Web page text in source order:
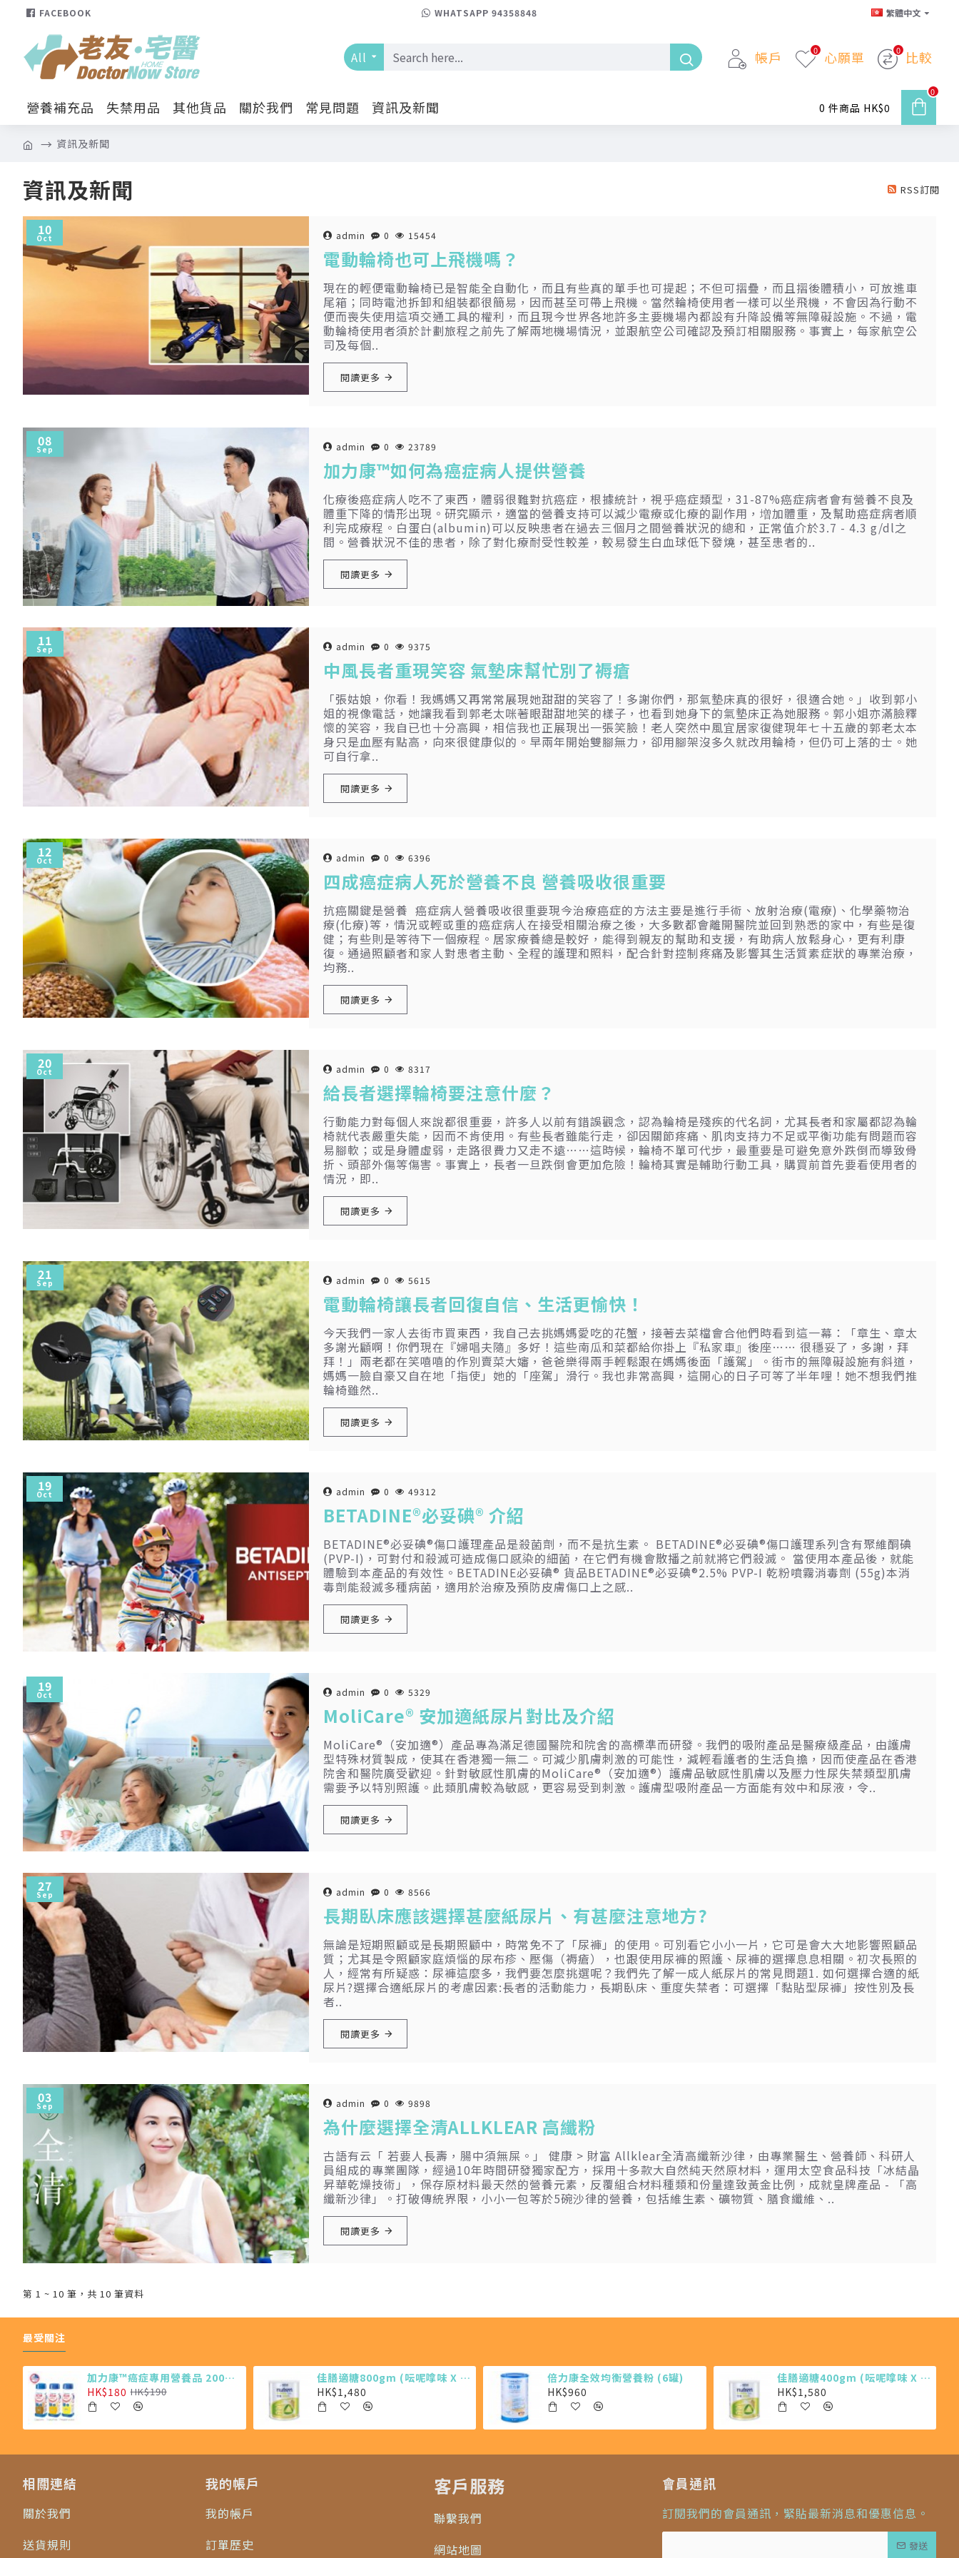
FACEBOOK WHATSAPP 94358848 繁體中文
All 帳戶 心願單
0 比較
0
營養補充品 失禁用品 其他貨品 關於我們 常見問題 資訊及新聞 0 件商品 HK$0
0
資訊及新聞
資訊及新聞 RSS訂閱
10
Oct admin 0 15454
電動輪椅也可上飛機嗎？
現在的輕便電動輪椅已是智能全自動化，而且有些真的單手也可提起；不但可摺疊，而且摺後體積小，可放進車
尾箱；同時電池拆卸和組裝都很簡易，因而甚至可帶上飛機。當然輪椅使用者一樣可以坐飛機，不會因為行動不
便而喪失使用這項交通工具的權利，而且現今世界各地許多主要機場內都設有升降設備等無障礙設施。不過，電
動輪椅使用者須於計劃旅程之前先了解兩地機場情況，並跟航空公司確認及預訂相關服務。事實上，每家航空公
司及每個..
閱讀更多
08
Sep admin 0 23789
加力康™如何為癌症病人提供營養
化療後癌症病人吃不了東西，體弱很難對抗癌症，根據統計，視乎癌症類型，31-87%癌症病者會有營養不良及
體重下降的情形出現。研究顯示，適當的營養支持可以減少電療或化療的副作用，増加體重，及幫助癌症病者順
利完成療程。白蛋白(albumin)可以反映患者在過去三個月之間營養狀況的總和，正常值介於3.7 - 4.3 g/dl之
間。營養狀況不佳的患者，除了對化療耐受性較差，較易發生白血球低下發燒，甚至患者的..
閱讀更多
11
Sep admin 0 9375
中風長者重現笑容 氣墊床幫忙別了褥瘡
「張姑娘，你看！我媽媽又再常常展現她甜甜的笑容了！多謝你們，那氣墊床真的很好，很適合她。」收到郭小
姐的視像電話，她讓我看到郭老太咪著眼甜甜地笑的樣子，也看到她身下的氣墊床正為她服務。郭小姐亦滿臉釋
懷的笑容，我自已也十分高興，相信我也正展現出一張笑臉！老人突然中風宜居家復健現年七十五歲的郭老太本
身只是血壓有點高，向來很健康似的。早兩年開始雙腳無力，卻用腳架沒多久就改用輪椅，但仍可上落的士。她
可自行拿..
閱讀更多
12
Oct admin 0 6396
四成癌症病人死於營養不良 營養吸收很重要
抗癌關鍵是營養 癌症病人營養吸收很重要現今治療癌症的方法主要是進行手術、放射治療(電療)、化學藥物治
療(化療)等，情況或輕或重的癌症病人在接受相關治療之後，大多數都會離開醫院並回到熟悉的家中，有些是復
健；有些則是等待下一個療程。居家療養總是較好，能得到親友的幫助和支援，有助病人放鬆身心，更有利康
復。通過照顧者和家人對患者主動、全程的護理和照料，配合針對控制疼痛及影響其生活質素症狀的專業治療，
均務..
閱讀更多
20
Oct admin 0 8317
給長者選擇輪椅要注意什麼？
行動能力對每個人來說都很重要，許多人以前有錯誤觀念，認為輪椅是殘疾的代名詞，尤其長者和家屬都認為輪
椅就代表嚴重失能，因而不肯使用。有些長者雖能行走，卻因關節疼痛、肌肉支持力不足或平衡功能有問題而容
易腳軟；或是身體虛弱，走路很費力又走不遠……這時候，輪椅不單可代步，最重要是可避免意外跌倒而導致骨
折、頭部外傷等傷害。事實上，長者一旦跌倒會更加危險！輪椅其實是輔助行動工具，購買前首先要看使用者的
情況，即..
閱讀更多
21
Sep admin 0 5615
電動輪椅讓長者回復自信、生活更愉快！
今天我們一家人去街市買東西，我自己去挑媽媽愛吃的花蟹，接著去菜檔會合他們時看到這一幕：「章生、章太
多謝光顧啊！你們現在『婦唱夫隨』多好！這些南瓜和菜都給你掛上『私家車』後座…… 很穩妥了，多謝，拜
拜！」兩老都在笑嘻嘻的作別賣菜大嬸，爸爸樂得兩手輕鬆跟在媽媽後面「護駕」。街市的無障礙設施有斜道，
媽媽一臉自豪又自在地「指使」她的「座駕」滑行。我也非常高興，這開心的日子可等了半年哩！她不想我們推
輪椅雖然..
閱讀更多
19
Oct admin 0 49312
BETADINE®必妥碘® 介紹
BETADINE®必妥碘®傷口護理產品是殺菌劑，而不是抗生素。 BETADINE®必妥碘®傷口護理系列含有聚維酮碘
(PVP-I)，可對付和殺滅可造成傷口感染的細菌，在它們有機會散播之前就將它們殺滅。 當使用本產品後，就能
體驗到本產品的有效性。BETADINE必妥碘® 貨品BETADINE®必妥碘®2.5% PVP-I 乾粉噴霧消毒劑 (55g)本消
毒劑能殺滅多種病菌，適用於治療及預防皮膚傷口上之感..
閱讀更多
19
Oct admin 0 5329
MoliCare® 安加適紙尿片對比及介紹
MoliCare®（安加適®）產品專為滿足德國醫院和院舍的高標準而研發。我們的吸附產品是醫療級產品，由護膚
型特殊材質製成，使其在香港獨一無二。可減少肌膚刺激的可能性，減輕看護者的生活負擔，因而使產品在香港
院舍和醫院廣受歡迎。針對敏感性肌膚的MoliCare®（安加適®）護膚品敏感性肌膚以及壓力性尿失禁類型肌膚
需要予以特別照護。此類肌膚較為敏感，更容易受到刺激。護膚型吸附產品一方面能有效中和尿液，令..
閱讀更多
27
Sep admin 0 8566
長期臥床應該選擇甚麼紙尿片、有甚麼注意地方?
無論是短期照顧或是長期照顧中，時常免不了「尿褲」的使用。可別看它小小一片，它可是會大大地影響照顧品
質；尤其是令照顧家庭煩惱的尿布疹、壓傷（褥瘡），也跟使用尿褲的照護、尿褲的選擇息息相關。初次長照的
人，經常有所疑惑：尿褲這麼多，我們要怎麼挑選呢？我們先了解一成人紙尿片的常見問題1. 如何選擇合適的紙
尿片?選擇合適紙尿片的考慮因素:長者的活動能力，長期臥床、重度失禁者：可選擇「黏貼型尿褲」按性別及長
者..
閱讀更多
03
Sep admin 0 9898
為什麼選擇全清ALLKLEAR 高纖粉
古語有云「 若要人長壽，腸中須無屎。」 健康 > 財富 Allklear全清高纖新沙律，由專業醫生、營養師、科研人
員組成的專業團隊，經過10年時間研發獨家配方，採用十多款大自然純天然原材料，運用太空食品科技「冰結晶
昇華乾燥技術」，保存原材料最天然的營養元素，反覆組合材料種類和份量達致黃金比例，成就皇牌產品 - 「高
纖新沙律」。打破傳統界限，小小一包等於5碗沙律的營養，包括維生素、礦物質、膳食纖維、..
閱讀更多
第 1 ~ 10 筆，共 10 筆資料
最受關注
加力康™癌症專用營養品 200ml X4 (最少需購買24樽)
HK$180 HK$190
佳膳適糖800gm (呍呢嗱味 X 6罐)
HK$1,480
倍力康全效均衡營養粉 (6罐)
HK$960
佳膳適糖400gm (呍呢嗱味 X 12罐)
HK$1,580
相關連結
關於我們
送貨規則
我的帳戶
我的帳戶
訂單歷史
客戶服務
聯繫我們
網站地圖
會員通訊
訂閱我們的會員通訊，緊貼最新消息和優惠信息。
發送